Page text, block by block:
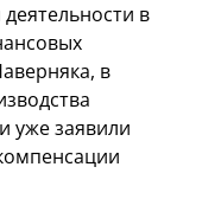
в
в
уже заявили